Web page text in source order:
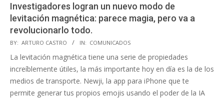
Investigadores logran un nuevo modo de
levitación magnética: parece magia, pero va a
revolucionarlo todo.
2023-
11-
27
BY: ARTURO CASTRO IN: COMUNICADOS
La levitación magnética tiene una serie de propiedades
increíblemente útiles, la más importante hoy en día es la de los
medios de transporte. Newji, la app para iPhone que te
permite generar tus propios emojis usando el poder de la IA